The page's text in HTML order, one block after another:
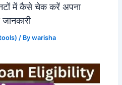
में कैसे चेक करें अपना
/ Bywarisha